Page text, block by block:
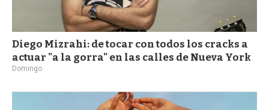
Diego Mizrahi: de tocar con todos los cracks a
actuar "a la gorra" en las calles de Nueva York
Domingo